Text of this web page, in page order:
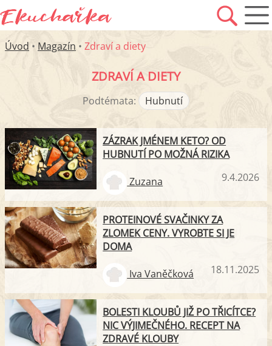
Úvod • Magazín • Zdraví a diety
ZDRAVÍ A DIETY
Podtémata: Hubnutí
ZÁZRAK JMÉNEM KETO? OD
HUBNUTÍ PO MOŽNÁ RIZIKA
Zuzana 9.4.2026
PROTEINOVÉ SVAČINKY ZA
ZLOMEK CENY. VYROBTE SI JE
DOMA
Iva Vaněčková 18.11.2025
BOLESTI KLOUBŮ JIŽ PO TŘICÍTCE?
NIC VÝJIMEČNÉHO. RECEPT NA
ZDRAVÉ KLOUBY